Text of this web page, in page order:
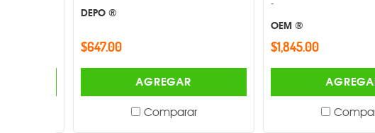
DEPO ®
$647.00
AGREGAR
Comparar
OEM ®
$1,845.00
AGREGAR
Comparar